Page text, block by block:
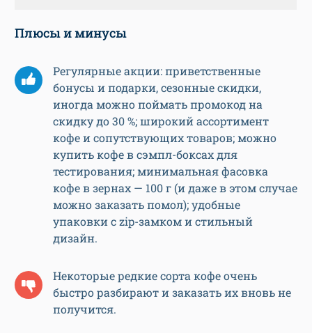
Плюсы и минусы
Регулярные акции: приветственные
бонусы и подарки, сезонные скидки,
иногда можно поймать промокод на
скидку до 30 %; широкий ассортимент
кофе и сопутствующих товаров; можно
купить кофе в сэмпл-боксах для
тестирования; минимальная фасовка
кофе в зернах — 100 г (и даже в этом случае
можно заказать помол); удобные
упаковки с zip-замком и стильный
дизайн.
Некоторые редкие сорта кофе очень
быстро разбирают и заказать их вновь не
получится.